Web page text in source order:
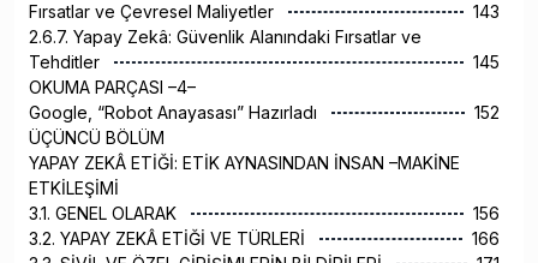
Fırsatlar ve Çevresel Maliyetler
143
2.6.7. Yapay Zekâ: Güvenlik Alanındaki Fırsatlar ve
Tehditler
145
OKUMA PARÇASI –4–
Google, “Robot Anayasası” Hazırladı
152
ÜÇÜNCÜ BÖLÜM
YAPAY ZEKÂ ETİĞİ: ETİK AYNASINDAN İNSAN –MAKİNE
ETKİLEŞİMİ
3.1. GENEL OLARAK
156
3.2. YAPAY ZEKÂ ETİĞİ VE TÜRLERİ
166